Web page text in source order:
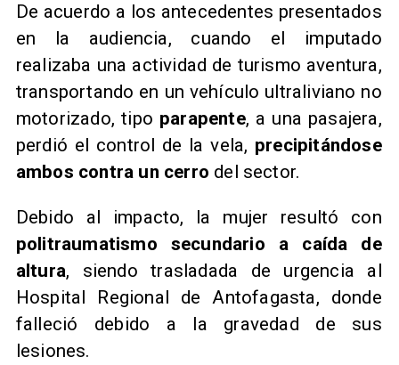
De acuerdo a los antecedentes presentados
en la audiencia, cuando el imputado
realizaba una actividad de turismo aventura,
transportando en un vehículo ultraliviano no
motorizado, tipo parapente, a una pasajera,
perdió el control de la vela, precipitándose
ambos contra un cerro del sector.
Debido al impacto, la mujer resultó con
politraumatismo secundario a caída de
altura, siendo trasladada de urgencia al
Hospital Regional de Antofagasta, donde
falleció debido a la gravedad de sus
lesiones.